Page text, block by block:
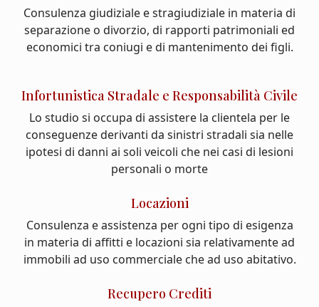
Consulenza giudiziale e stragiudiziale in materia di
separazione o divorzio, di rapporti patrimoniali ed
economici tra coniugi e di mantenimento dei figli.
Infortunistica Stradale e Responsabilità Civile
Lo studio si occupa di assistere la clientela per le
conseguenze derivanti da sinistri stradali sia nelle
ipotesi di danni ai soli veicoli che nei casi di lesioni
personali o morte
Locazioni
Consulenza e assistenza per ogni tipo di esigenza
in materia di affitti e locazioni sia relativamente ad
immobili ad uso commerciale che ad uso abitativo.
Recupero Crediti